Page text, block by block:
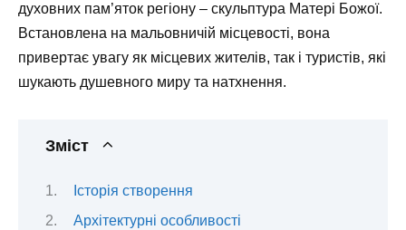
духовних пам’яток регіону – скульптура Матері Божої.
Встановлена на мальовничій місцевості, вона
привертає увагу як місцевих жителів, так і туристів, які
шукають душевного миру та натхнення.
Зміст
Історія створення
Архітектурні особливості